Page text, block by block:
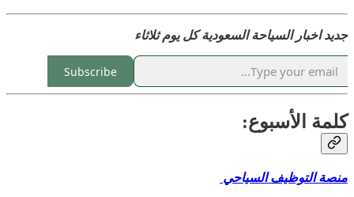
جديد اخبار السياحة السعودية كل يوم ثلاثاء
Subscribe
كلمة الأسبوع:
منصة التوظيف السياحي